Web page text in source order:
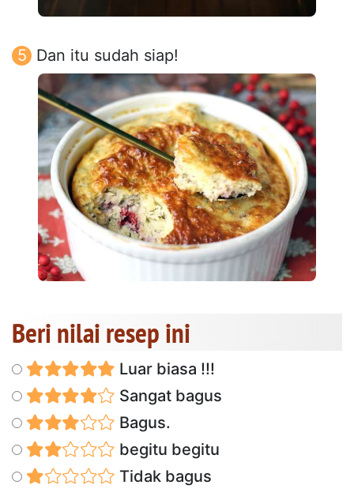
Dan itu sudah siap!
Beri nilai resep ini
Luar biasa !!!
Sangat bagus
Bagus.
begitu begitu
Tidak bagus